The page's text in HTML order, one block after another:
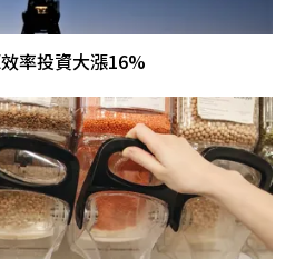
率投資大漲16%